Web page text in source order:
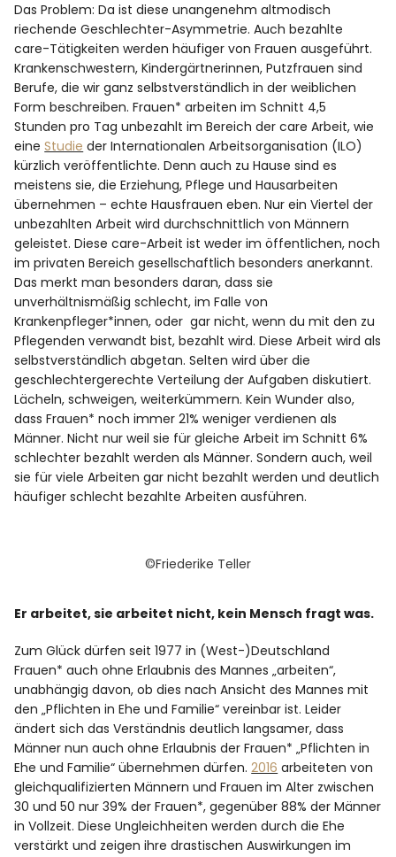
Das Problem: Da ist diese unangenehm altmodisch
riechende Geschlechter-Asymmetrie. Auch bezahlte
care-Tätigkeiten werden häufiger von Frauen ausgeführt.
Krankenschwestern, Kindergärtnerinnen, Putzfrauen sind
Berufe, die wir ganz selbstverständlich in der weiblichen
Form beschreiben. Frauen* arbeiten im Schnitt 4,5
Stunden pro Tag unbezahlt im Bereich der care Arbeit, wie
eineStudie der Internationalen Arbeitsorganisation (ILO)
kürzlich veröffentlichte. Denn auch zu Hause sind es
meistens sie, die Erziehung, Pflege und Hausarbeiten
übernehmen – echte Hausfrauen eben. Nur ein Viertel der
unbezahlten Arbeit wird durchschnittlich von Männern
geleistet. Diese care-Arbeit ist weder im öffentlichen, noch
im privaten Bereich gesellschaftlich besonders anerkannt.
Das merkt man besonders daran, dass sie
unverhältnismäßig schlecht, im Falle von
Krankenpfleger*innen, oder gar nicht, wenn du mit den zu
Pflegenden verwandt bist, bezahlt wird. Diese Arbeit wird als
selbstverständlich abgetan. Selten wird über die
geschlechtergerechte Verteilung der Aufgaben diskutiert.
Lächeln, schweigen, weiterkümmern. Kein Wunder also,
dass Frauen* noch immer 21% weniger verdienen als
Männer. Nicht nur weil sie für gleiche Arbeit im Schnitt 6%
schlechter bezahlt werden als Männer. Sondern auch, weil
sie für viele Arbeiten gar nicht bezahlt werden und deutlich
häufiger schlecht bezahlte Arbeiten ausführen.
©Friederike Teller
Er arbeitet, sie arbeitet nicht, kein Mensch fragt was.
Zum Glück dürfen seit 1977 in (West-)Deutschland
Frauen* auch ohne Erlaubnis des Mannes „arbeiten“,
unabhängig davon, ob dies nach Ansicht des Mannes mit
den „Pflichten in Ehe und Familie“ vereinbar ist. Leider
ändert sich das Verständnis deutlich langsamer, dass
Männer nun auch ohne Erlaubnis der Frauen* „Pflichten in
Ehe und Familie“ übernehmen dürfen.2016 arbeiteten von
gleichqualifizierten Männern und Frauen im Alter zwischen
30 und 50 nur 39% der Frauen*, gegenüber 88% der Männer
in Vollzeit. Diese Ungleichheiten werden durch die Ehe
verstärkt und zeigen ihre drastischen Auswirkungen im